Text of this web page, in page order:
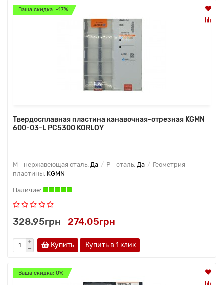
Ваша скидка: -17%
Твердосплавная пластина канавочная-отрезная KGMN
600-03-L PC5300 KORLOY
M - нержавеющая сталь: Да P - сталь: Да
Геометрия
пластины: KGMN
328.95грн 274.05грн
Купить Купить в 1 клик
Ваша скидка: 0%